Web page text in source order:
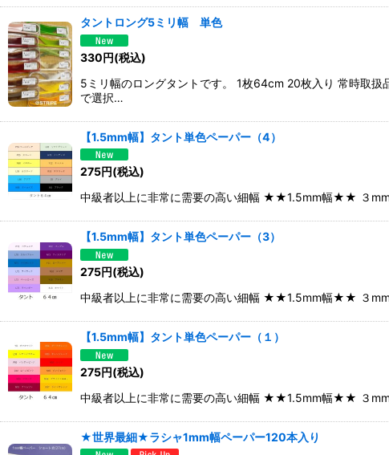
タントロング5ミリ幅 単色
330円(税込)
5ミリ幅のロングタントです。 1枚64cm 20枚入り 常時取
で選択…
【1.5mm幅】タント単色ペーパー（4）
275円(税込)
中級者以上に非常に需要の高い細幅 ★★1.5mm幅★★ ３mm
【1.5mm幅】タント単色ペーパー（3）
275円(税込)
中級者以上に非常に需要の高い細幅 ★★1.5mm幅★★ ３mm
【1.5mm幅】タント単色ペーパー（１）
275円(税込)
中級者以上に非常に需要の高い細幅 ★★1.5mm幅★★ ３mm
★世界最細★ラシャ1mm幅ペーパー120本入り